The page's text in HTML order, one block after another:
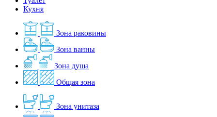
Кухня
Зона раковины
Зона ванны
Зона душа
Общая зона
Зона унитаза